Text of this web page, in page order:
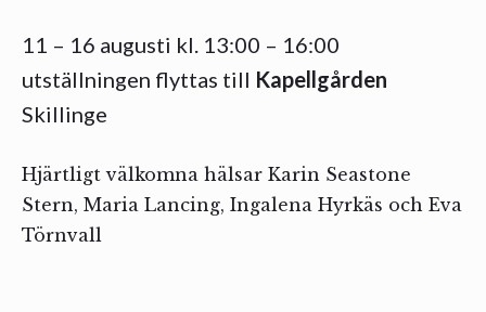
11 – 16 augusti kl. 13:00 – 16:00
utställningen flyttas till Kapellgården
Skillinge
Hjärtligt välkomna hälsar Karin Seastone
Stern, Maria Lancing, Ingalena Hyrkäs och Eva
Törnvall